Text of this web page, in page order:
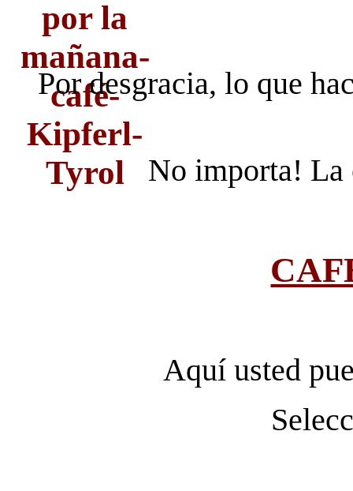
Por desgracia, lo que
No importa! La
Aquí usted